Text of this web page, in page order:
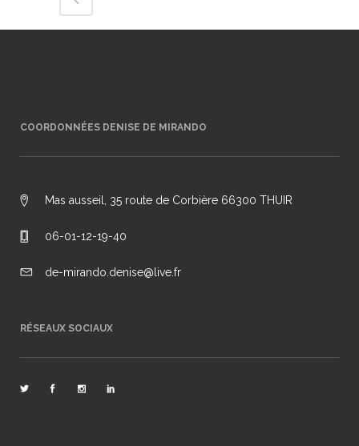
COORDONNÉES DENISE DE MIRANDO
Mas ausseil, 35 route de Corbière 66300 THUIR
06-01-12-19-40
de-mirando.denise@live.fr
RÉSEAUX SOCIAUX